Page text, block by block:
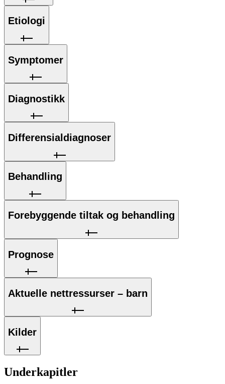
Etiologi
Symptomer
Diagnostikk
Differensialdiagnoser
Behandling
Forebyggende tiltak og behandling
Prognose
Aktuelle nettressurser – barn
Kilder
Underkapitler